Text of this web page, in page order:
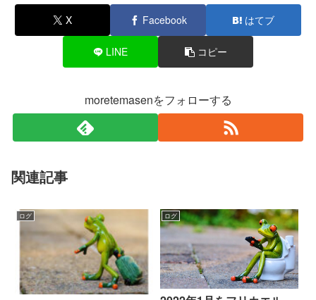
X Facebook はてブ
LINE コピー
moretemasenをフォローする
関連記事
ログ ログ